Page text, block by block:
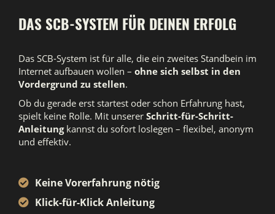
DAS SCB-SYSTEM FÜR DEINEN ERFOLG
Das SCB-System ist für alle, die ein zweites Standbein im
Internet aufbauen wollen – ohne sich selbst in den
Vordergrund zu stellen.
Ob du gerade erst startest oder schon Erfahrung hast,
spielt keine Rolle. Mit unserer Schritt-für-Schritt-
Anleitungkannst du sofort loslegen – flexibel, anonym
und effektiv.
Keine Vorerfahrung nötig
Klick-für-Klick Anleitung